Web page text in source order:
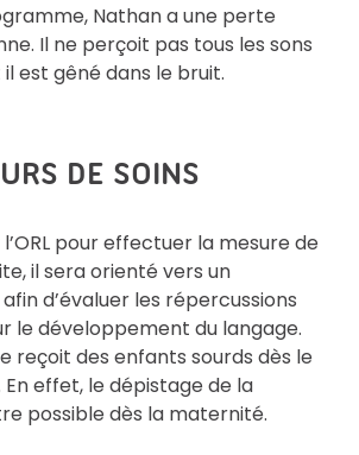
Nathan a une perte
Il ne perçoit pas tous les sons
est gêné dans le bruit.
DE SOINS
pour effectuer la mesure de
il sera orienté vers un
d’évaluer les répercussions
le développement du langage.
reçoit des enfants sourds dès le
En effet, le dépistage de la
possible dès la maternité.